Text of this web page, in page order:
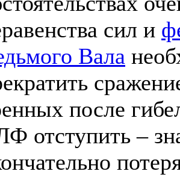
сил и
Вала
после
отступить –